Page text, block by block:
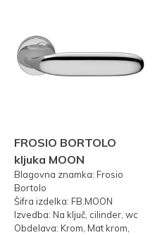
FROSIO BORTOLO
kljuka MOON
Blagovna znamka: Frosio
Bortolo
Šifra izdelka: FB.MOON
Izvedba: Na ključ, cilinder, wc
Obdelava: Krom, Mat krom,